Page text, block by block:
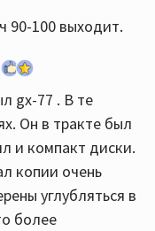
90-100 выходит.
gx-77 . В те
Он в тракте был
и компакт диски.
копии очень
углубляться в
более